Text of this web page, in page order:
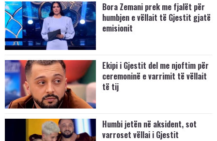
Bora Zemani prek me fjalët për
humbjen e vëllait të Gjestit gjatë
emisionit
Ekipi i Gjestit del me njoftim për
ceremoninë e varrimit të vëllait
të tij
Humbi jetën në aksident, sot
varroset vëllai i Gjestit